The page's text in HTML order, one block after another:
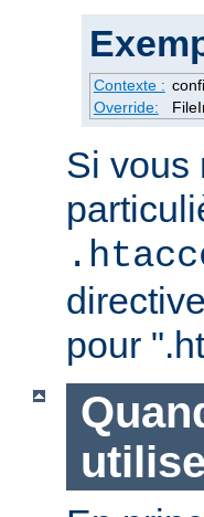
Contexte :
Override:
Si vous
pour